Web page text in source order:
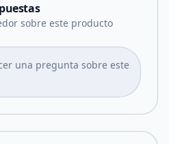
sobre este producto
una pregunta sobre este